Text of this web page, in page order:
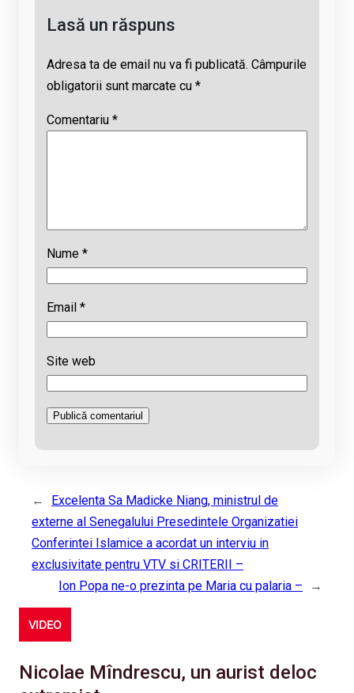
Lasă un răspuns
Adresa ta de email nu va fi publicată. Câmpurile
obligatorii sunt marcate cu *
Comentariu *
Nume *
Email *
Site web
←
Excelenta Sa Madicke Niang, ministrul de
externe al Senegalului Presedintele Organizatiei
Conferintei Islamice a acordat un interviu in
exclusivitate pentru VTV si CRITERII –
Ion Popa ne-o prezinta pe Maria cu palaria –
→
VIDEO
Nicolae Mîndrescu, un aurist deloc